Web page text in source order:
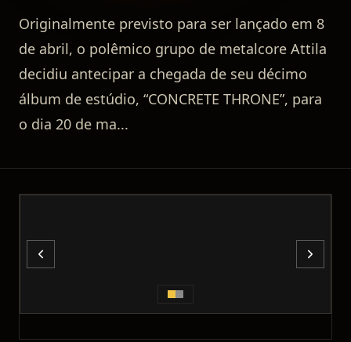
Originalmente previsto para ser lançado em 8
de abril, o polêmico grupo de metalcore Attila
decidiu antecipar a chegada de seu décimo
álbum de estúdio, “CONCRETE THRONE”, para
o dia 20 de ma...